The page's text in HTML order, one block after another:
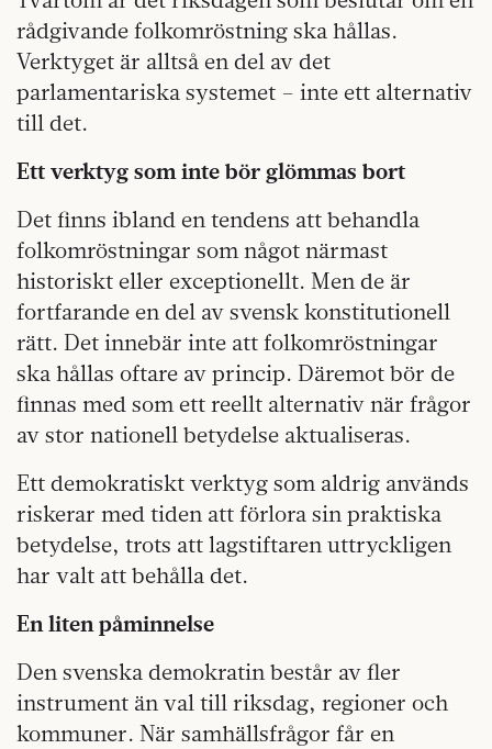
rådgivande folkomröstning ska hållas.
Verktyget är alltså en del av det
parlamentariska systemet – inte ett alternativ
till det.
Ett verktyg som inte bör glömmas bort
Det finns ibland en tendens att behandla
folkomröstningar som något närmast
historiskt eller exceptionellt. Men de är
fortfarande en del av svensk konstitutionell
rätt. Det innebär inte att folkomröstningar
ska hållas oftare av princip. Däremot bör de
finnas med som ett reellt alternativ när frågor
av stor nationell betydelse aktualiseras.
Ett demokratiskt verktyg som aldrig används
riskerar med tiden att förlora sin praktiska
betydelse, trots att lagstiftaren uttryckligen
har valt att behålla det.
En liten påminnelse
Den svenska demokratin består av fler
instrument än val till riksdag, regioner och
kommuner. När samhällsfrågor får en